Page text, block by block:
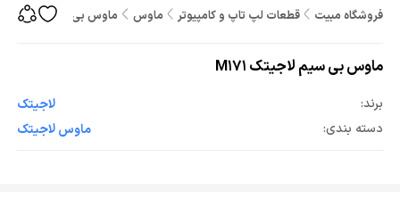
فروشگاه مبیت قطعات لپ تاپ و کامپیوتر ماوس ماوس بی سیم لاجیتک M171
ماوس بی سیم لاجیتک M171
برند:
لاجیتک
دسته بندی:
ماوس لاجیتک